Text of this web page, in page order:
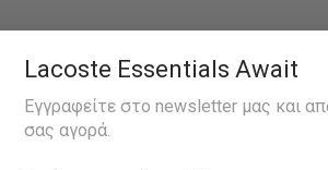
Lacoste Essentials Await
Εγγραφείτε στο newsletter μας και
σας αγορά.